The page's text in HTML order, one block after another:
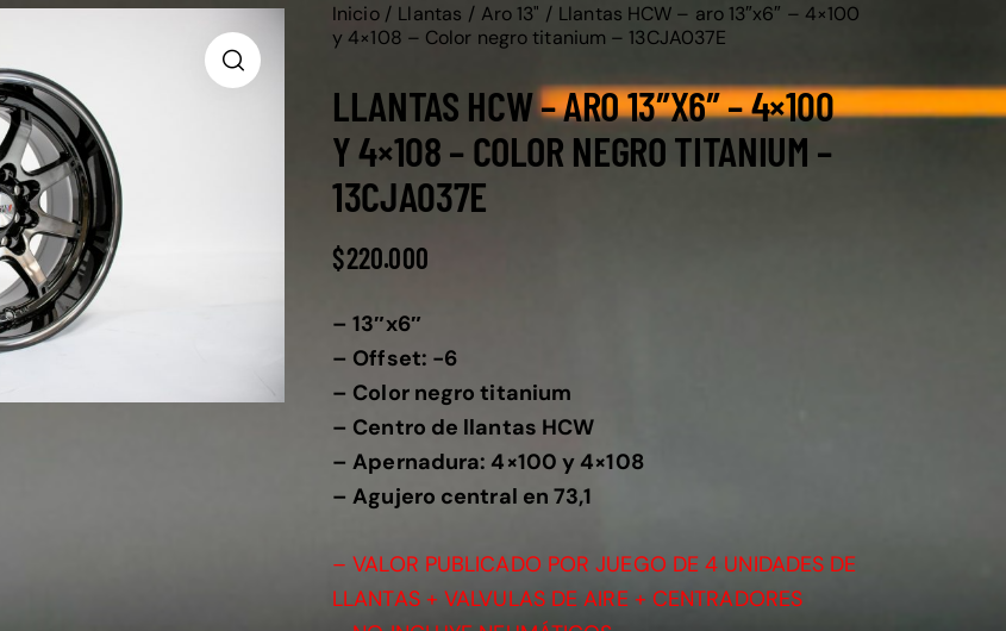
Inicio Llantas Aro 13"
Llantas HCW – aro 13″x6″ – 4×100
y 4×108 – Color negro titanium – 13CJA037E
LLANTAS HCW – ARO 13″X6″ – 4×100
Y 4×108 – COLOR NEGRO TITANIUM –
13CJA037E
$220.000
– 13″x6″
– Offset: -6
– Color negro titanium
– Centro de llantas HCW
– Apernadura: 4×100 y 4×108
– Agujero central en 73,1
– VALOR PUBLICADO POR JUEGO DE 4 UNIDADES DE
LLANTAS + VALVULAS DE AIRE + CENTRADORES